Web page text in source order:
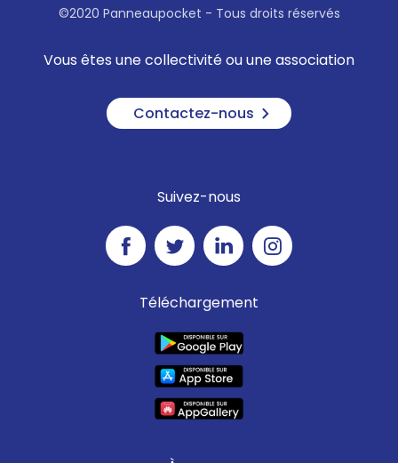
©2020 Panneaupocket - Tous droits réservés
Vous êtes une collectivité ou une association
Contactez-nous
Suivez-nous
Téléchargement